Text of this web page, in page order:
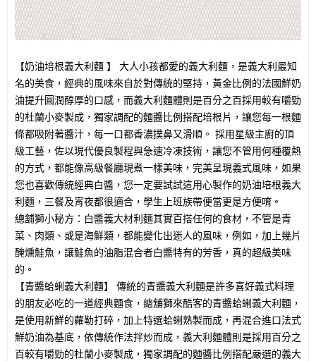
【奶油培根義大利麵 】 大人小孩都愛的義大利麵，是義大利最知
名的美食，經典的風味來自於對傳統的堅持，黃金比例的法國鮮奶
油提升圓潤醇厚的口感，而義大利麵體則是百分之百採用較有嚼勁
的杜蘭小麥製成，獨家調配的麵醬比例搭配培根片，讓您每一根麵
條都吸附著醬汁，每一口都香濃撲鼻又滑順。 採用星級主廚的頂
級工藝，佐以現代優良製程與急速冷凍技術，讓您不管用何種覆熱
的方式，都能像高級餐廳現煮一樣美味，完美呈現義式風味，如果
您也喜歡傳統經典白醬，您一定要試試這用心製作的奶油培根義大
利麵，三餐及宵夜都很適合，學生上班族帶便當更是方便唷。
總舖獅小秘方：白醬義大材利麵其實百搭任何的食材，不管是青
菜、肉類、或是海鮮類，都能變化出迷人的風味，例如，加上幾片
醃燻鮭魚，讓鮭魚的油脂混合者白醬特有的芳香，真的超級美味
的。
【青醬蛤蜊義大利麵】 傳統的青醬義大利麵是許多喜好義式料理
的朋友必吃的一道經典麵食，總舖獅來酷客的青醬蛤蜊義大利麵，
是使用新鮮的蘿勒打碎，加上特選蛤蜊熟製而成，再混合進口法式
鮮奶油為基底，依傳統作法拌炒而成，義大利麵體則是採用百分之
百較有嚼勁的杜蘭小麥製成，獨家調配的麵醬比例搭配嚴選的義大